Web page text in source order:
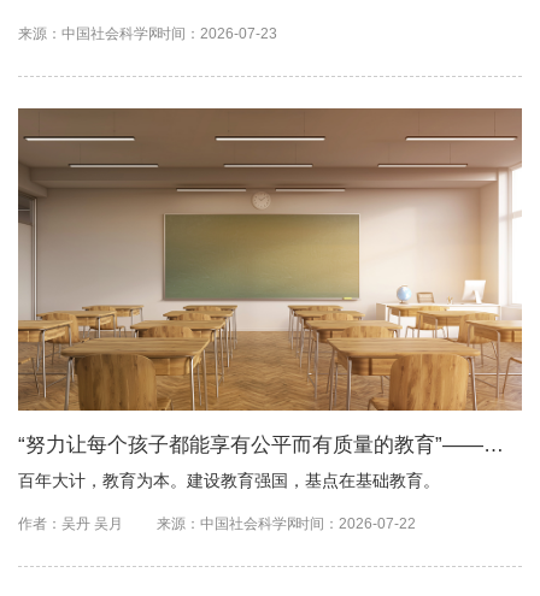
为...
来源：中国社会科学网时间：2026-07-23
“努力让每个孩子都能享有公平而有质量的教育”——习
近平总书记关于教育的重要论述指引基础教育高质量发
展
百年大计，教育为本。建设教育强国，基点在基础教育。
作者：吴丹 吴月 来源：中国社会科学网时间：2026-07-22